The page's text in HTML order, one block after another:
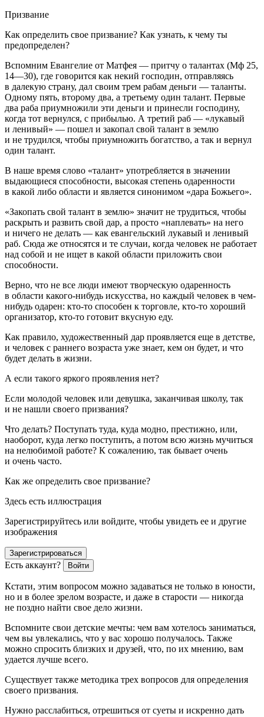
Призвание
Как определить свое призвание? Как узнать, к чему ты
предопределен?
Вспомним Евангелие от Матфея — притчу о талантах (Мф 25,
14—30), где говорится как некий господин, отправляясь
в далекую страну, дал своим трем рабам деньги — таланты.
Одному пять, второму два, а третьему один талант. Первые
два раба приумножили эти деньги и принесли господину,
когда тот вернулся, с прибылью. А третий раб — «лукавый
и ленивый» — пошел и закопал свой талант в землю
и не трудился, чтобы приумножить богатство, а так и вернул
один талант.
В наше время слово «талант» употребляется в значении
выдающиеся способности, высокая степень одаренности
в какой либо области и является синонимом «дара Божьего».
«Закопать свой талант в землю» значит не трудиться, чтобы
раскрыть и развить свой дар, а просто «наплевать» на него
и ничего не делать — как евангельский лукавый и ленивый
раб. Сюда же относятся и те случаи, когда человек не работает
над собой и не ищет в какой области приложить свои
способности.
Верно, что не все люди имеют творческую одаренность
в области какого-нибудь искусства, но каждый человек в чем-
нибудь одарен: кто-то способен к торговле, кто-то хороший
организатор, кто-то готовит вкусную еду.
Как правило, художественный дар проявляется еще в детстве,
и человек с раннего возраста уже знает, кем он будет, и что
будет делать в жизни.
А если такого яркого проявления нет?
Если молодой человек или девушка, заканчивая школу, так
и не нашли своего призвания?
Что делать? Поступать туда, куда модно, престижно, или,
наоборот, куда легко поступить, а потом всю жизнь мучиться
на нелюбимой работе? К сожалению, так бывает очень
и очень часто.
Как же определить свое призвание?
Здесь есть иллюстрация
Зарегистрируйтесь или войдите, чтобы увидеть ее и другие
изображения
Зарегистрироваться
Есть аккаунт? Войти
Кстати, этим вопросом можно задаваться не только в юности,
но и в более зрелом возрасте, и даже в старости — никогда
не поздно найти свое дело жизни.
Вспомните свои детские мечты: чем вам хотелось заниматься,
чем вы увлекались, что у вас хорошо получалось. Также
можно спросить близких и друзей, что, по их мнению, вам
удается лучше всего.
Существует также методика трех вопросов для определения
своего призвания.
Нужно расслабиться, отрешиться от суеты и искренно дать